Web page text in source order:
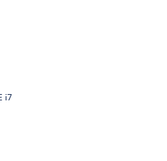
i7